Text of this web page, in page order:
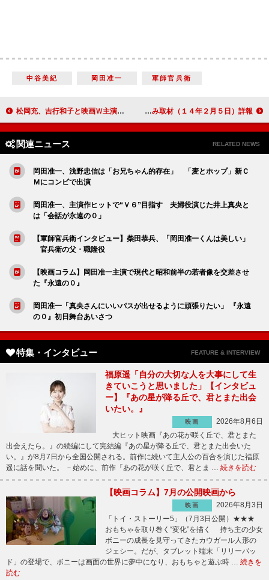
中谷美紀 岡田准一 軍師官兵衛
松岡充、吉行和子と映画Ｗ主演 『御手洗薫の愛と死』 舞台「なにわ侍 ハローＴＯＫＹＯ！！」囲み取材（１４年２月５日）詳報
関連ニュース RELATED NEWS
岡田准一、浅野忠信は「お兄ちゃん的存在」 「麦とホップ」新Ｃ
Ｍにコンビで出演
岡田准一、主演作ヒットで“Ｖ６”目指す 夫婦役演じた井上真央と
は「会話が永遠の０」
【軍師官兵衛インタビュー】柴田恭兵、「岡田准一くんは美しい」
官兵衛の父・職隆役
【映画コラム】岡田准一主演で現代と昭和前半の若者像を交差させ
た『永遠の０』
岡田准一「真央さんにいいパスが出せるように頑張りたい」 『永遠
の０』初日舞台あいさつ
特集・インタビュー FEATURE & INTERVIEW
福原遥「自分の大切な人を大事にして生
きていこうと思いました」【インタビュ
ー】『あの星が降る丘で、君とまた出会
いたい。』
映画
2026年8月6日
大ヒット映画『あの花が咲く丘で、君とまた
出会えたら。』の続編にして完結編『あの星が降る丘で、君とまた出会いた
い。』が8月7日から全国公開される。前作に続いて主人公の百合を演じた福原
遥に話を聞いた。 －始めに、前作『あの花が咲く丘で、君とま … 続きを読む
【映画コラム】7月の公開映画から
映画
2026年8月3日
「トイ・ストーリー5」（7月3日公開）★★★
おもちゃを取り巻く“変化”を描く 持ち主の少女
ボニーの成長を見守ってきたカウガール人形の
ジェシー。だが、タブレット端末「リリーパッ
ド」の登場で、ボニーは画面の世界に夢中になり、おもちゃと遊ぶ時 … 続きを
読む